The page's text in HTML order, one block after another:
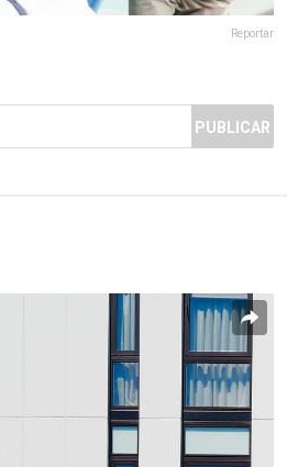
Reportar
PUBLICAR